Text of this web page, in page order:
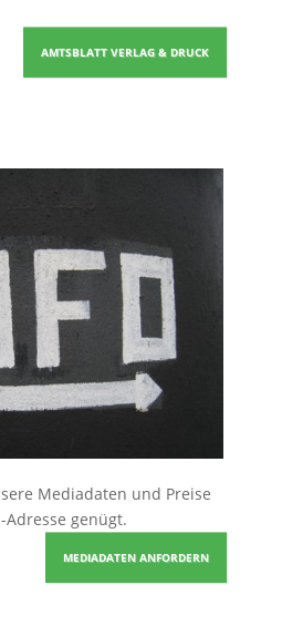
AMTSBLATT VERLAG & DRUCK
Mediadaten und Preise
Adresse genügt.
MEDIADATEN ANFORDERN